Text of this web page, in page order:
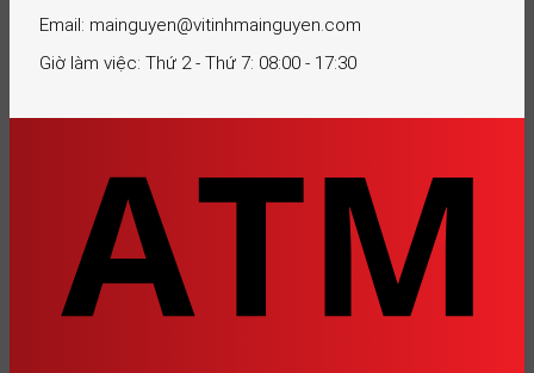
Email: mainguyen@vitinhmainguyen.com
Giờ làm việc: Thứ 2 - Thứ 7: 08:00 - 17:30